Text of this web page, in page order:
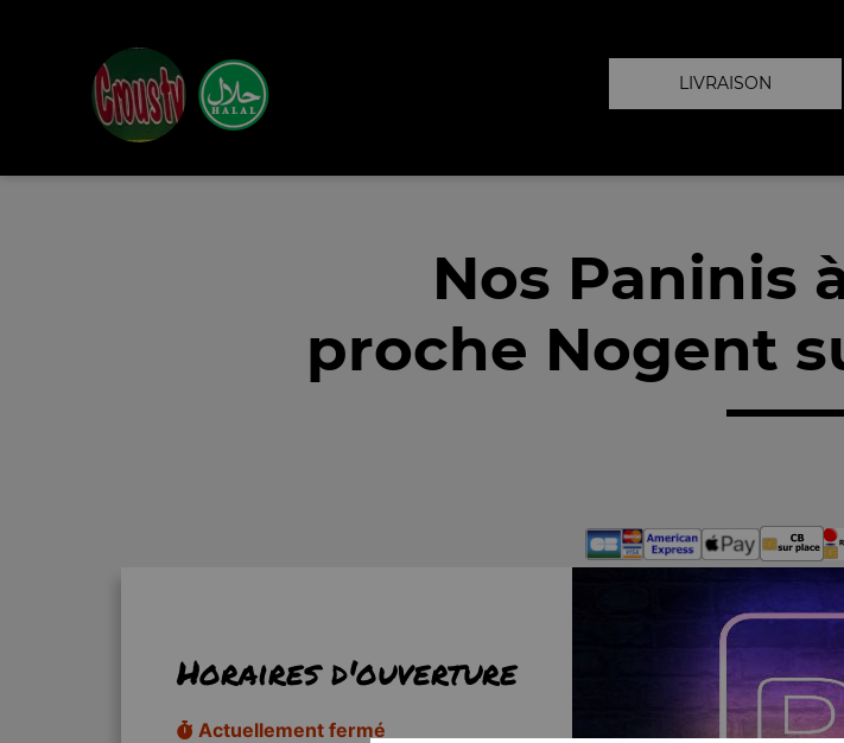
LIVRAISON
Nos Paninis
proche Nogent
Horaires d'ouverture
Actuellement fermé